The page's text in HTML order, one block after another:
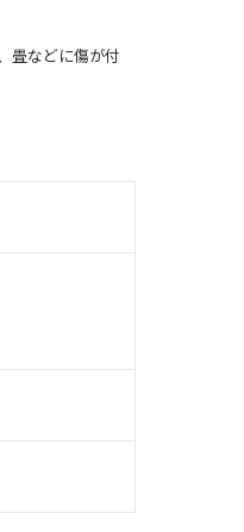
畳などに傷が付